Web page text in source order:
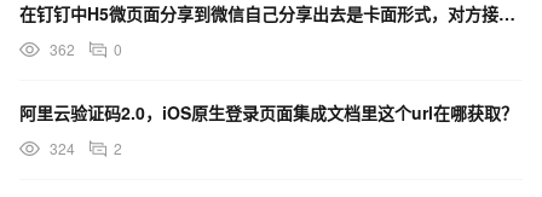
在钉钉中H5微页面分享到微信自己分享出去是卡面形式，对方接受到的是url地址，如何解决？
362 0
阿里云验证码2.0，iOS原生登录页面集成文档里这个url在哪获取？
324 2